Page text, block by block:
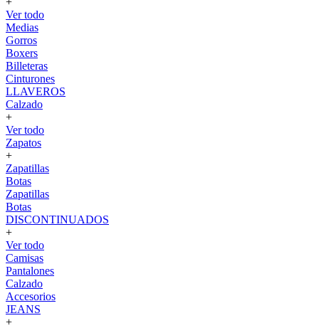
Ver todo
Medias
Gorros
Boxers
Billeteras
Cinturones
LLAVEROS
Calzado
+
Ver todo
Zapatos
+
Zapatillas
Botas
Zapatillas
Botas
DISCONTINUADOS
+
Ver todo
Camisas
Pantalones
Calzado
Accesorios
JEANS
+